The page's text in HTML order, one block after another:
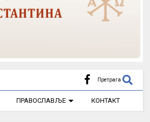
Претрага
ПРАВОСЛАВЉЕ КОНТАКТ